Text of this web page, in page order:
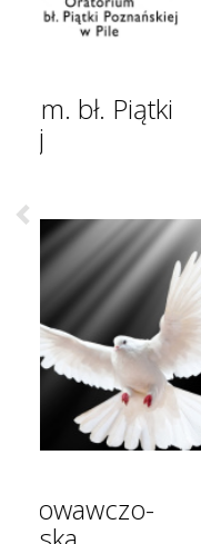
Spotkania:
Stopień 1 (szkoła
wszystkie
W piątek o
wspólnotowe w
Okresowo
parafii (służba w
wolontaryjne,
modlitwa)
Previous